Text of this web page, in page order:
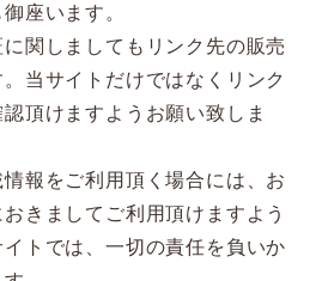
座います。
関しましてもリンク先の販売
当サイトだけではなくリンク
頂けますようお願い致しま
報をご利用頂く場合には、お
きましてご利用頂けますよう
トでは、一切の責任を負いか